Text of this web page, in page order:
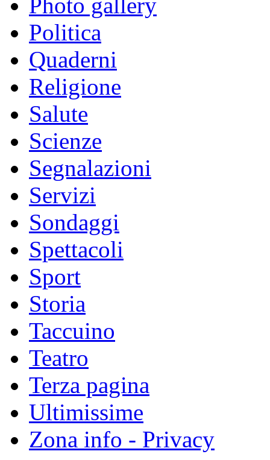
Politica
Quaderni
Religione
Salute
Scienze
Segnalazioni
Servizi
Sondaggi
Spettacoli
Sport
Storia
Taccuino
Teatro
Terza pagina
Ultimissime
Zona info - Privacy